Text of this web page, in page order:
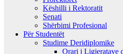
Këshilli i Rektoratit
Senati
Shërbimi Profesional
Për Studentët
Studime Deridiplomike
Orari i Ligjeratave